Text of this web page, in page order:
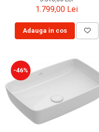
Capace WC clasice
Pisoare
1.799,00 Lei
Adauga in cos
-46%